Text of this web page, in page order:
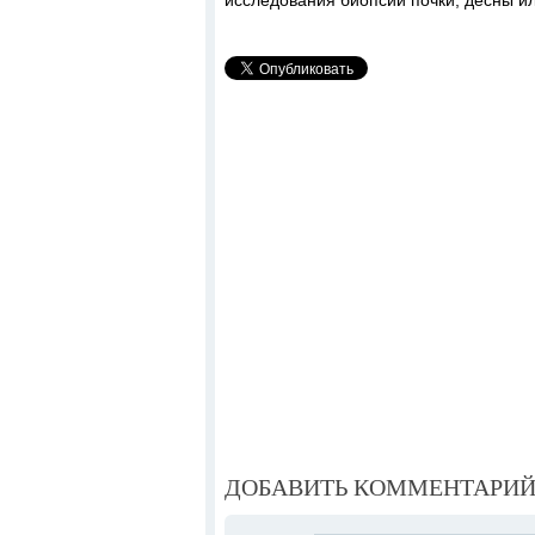
ДОБАВИТЬ КОММЕНТАРИЙ